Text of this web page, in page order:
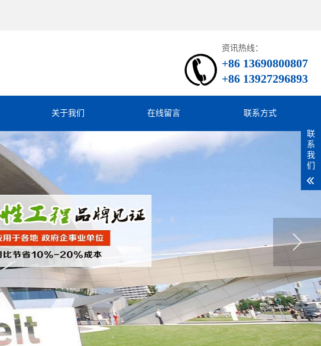
资讯热线：
+86 13690800807
+86 13927296893
关于我们 在线留言 联系方式
联
系
我
们